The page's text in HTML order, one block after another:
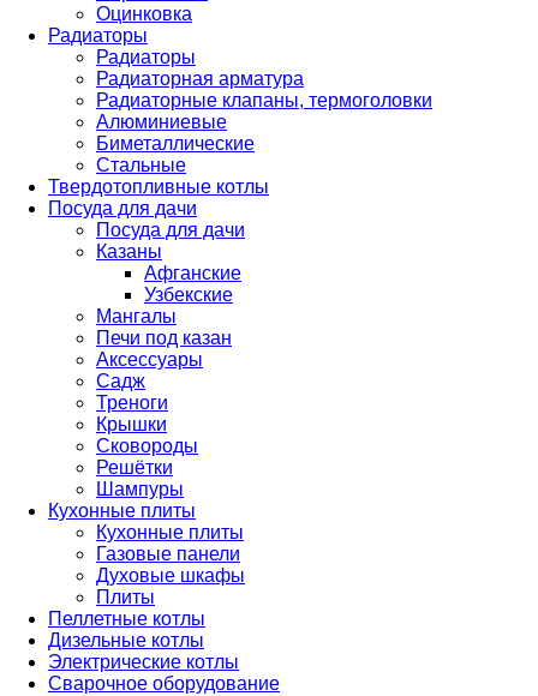
Оцинковка
Радиаторы
Радиаторы
Радиаторная арматура
Радиаторные клапаны, термоголовки
Алюминиевые
Биметаллические
Стальные
Твердотопливные котлы
Посуда для дачи
Посуда для дачи
Казаны
Афганские
Узбекские
Мангалы
Печи под казан
Аксессуары
Садж
Треноги
Крышки
Сковороды
Решётки
Шампуры
Кухонные плиты
Кухонные плиты
Газовые панели
Духовые шкафы
Плиты
Пеллетные котлы
Дизельные котлы
Электрические котлы
Сварочное оборудование